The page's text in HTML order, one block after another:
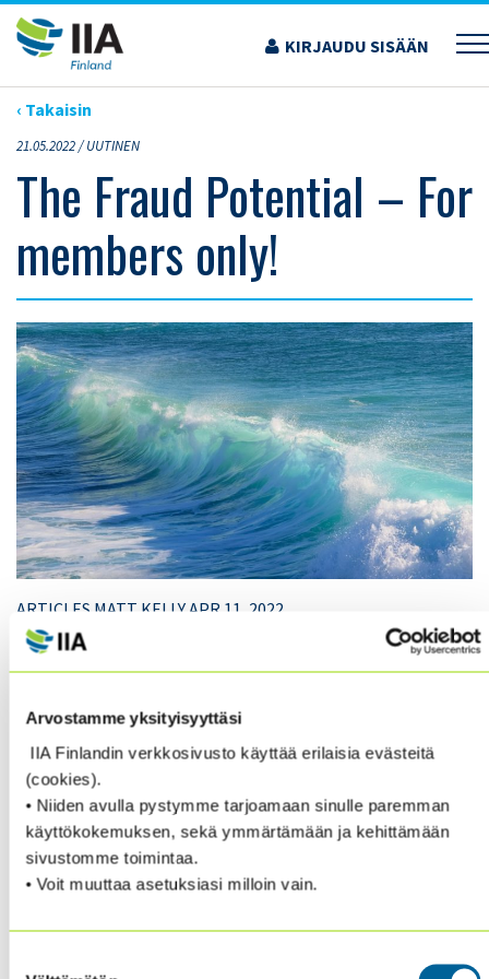
Arvostamme yksityisyyttäsi
IIA Finlandin verkkosivusto käyttää erilaisia evästeitä
(cookies).
• Niiden avulla pystymme tarjoamaan sinulle paremman
käyttökokemuksen, sekä ymmärtämään ja kehittämään
sivustomme toimintaa.
• Voit muuttaa asetuksiasi milloin vain.
Siirry
sisältöön
KIRJAUDU SISÄÄN
›ARTIKKELIT›THE FRAUD POTENTIAL – FOR MEMBERS ONLY!
‹ Takaisin
21.05.2022 /UUTINEN
The Fraud Potential – For
members only!
ARTICLES MATT KELLY APR 11, 2022
Audit committees need to address the rising risk of
Corporate boards clearly believe that the potential for
more fraud exists, and companies have been
revamping their internal controls to address that
unease.
Read the whole article from here.